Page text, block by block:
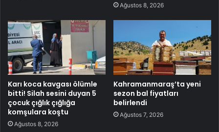
Ağustos 8, 2026
Karı koca kavgası ölümle
bitti! Silah sesini duyan 5
çocuk çığlık çığlığa
komşulara koştu
Ağustos 8, 2026
Kahramanmaraş’ta yeni
sezon bal fiyatları
belirlendi
Ağustos 7, 2026